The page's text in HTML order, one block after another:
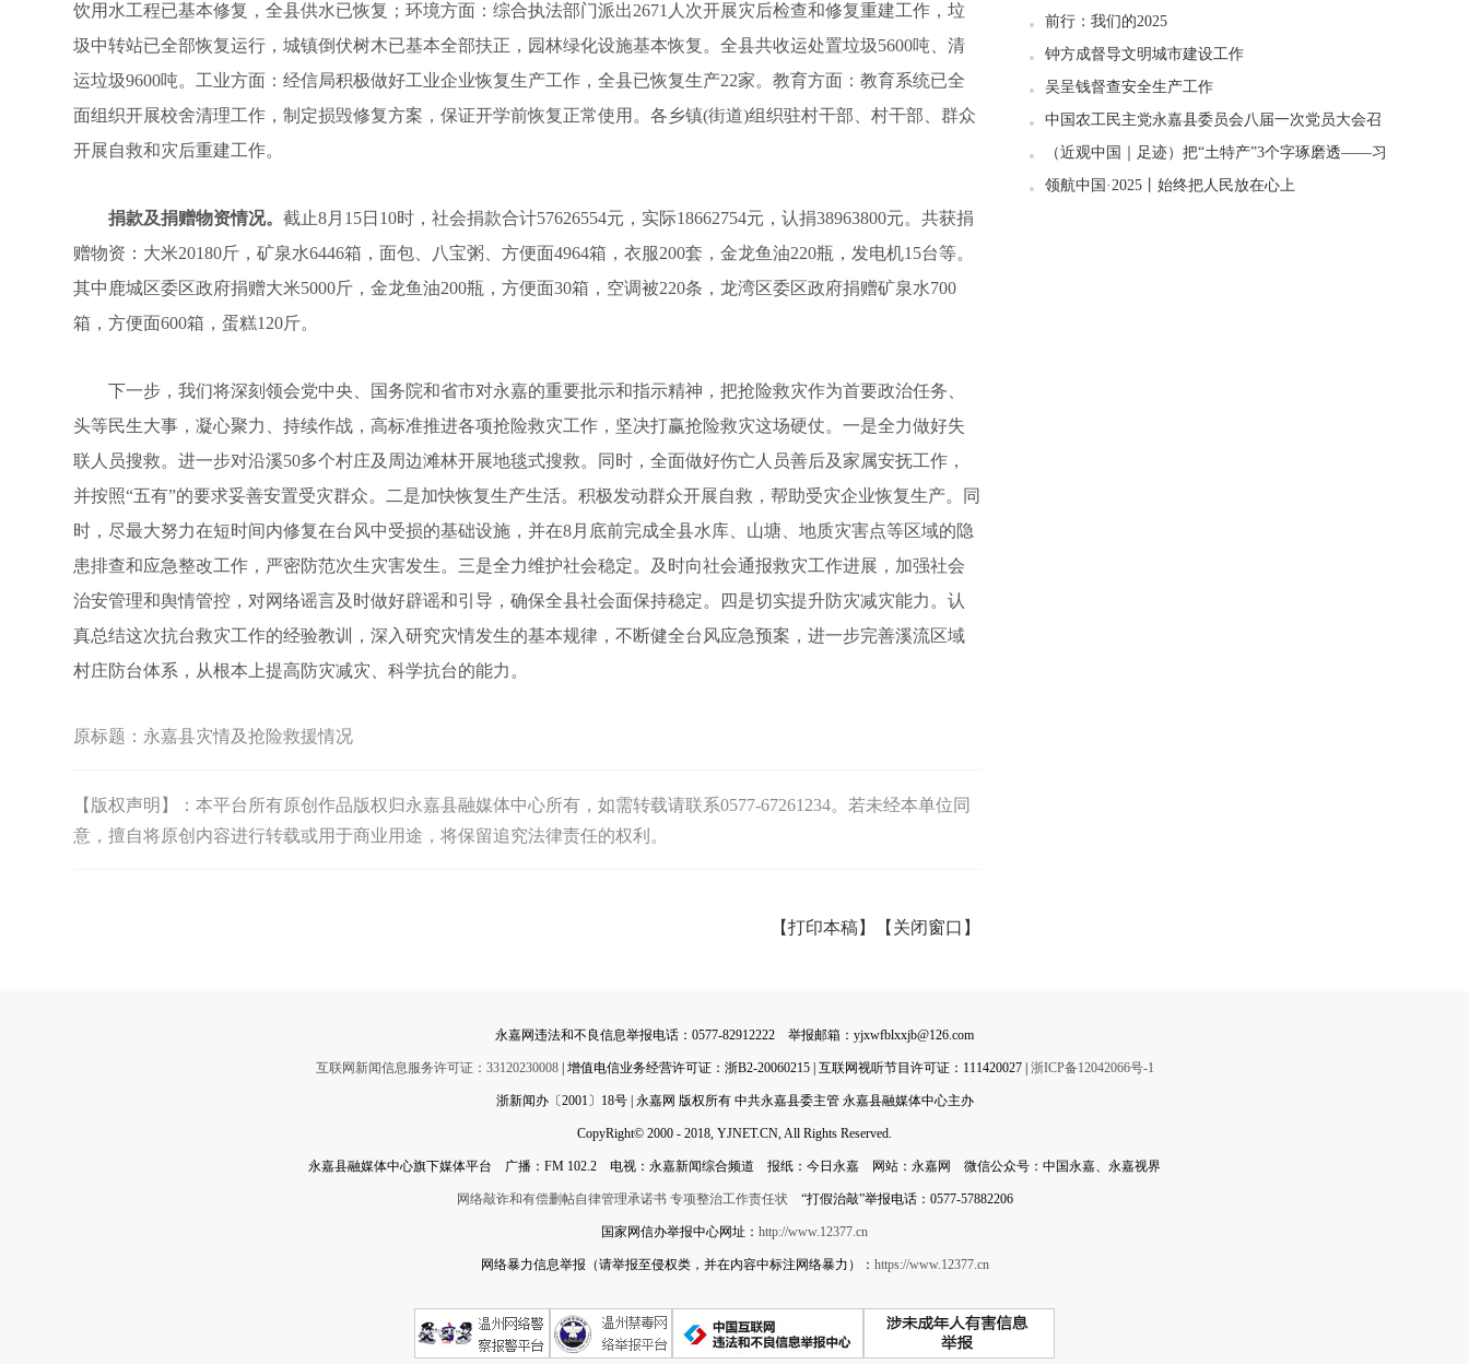
饮用水工程已基本修复，全县供水已恢复；环境方面：综合执法部门派出2671人次开展灾后检查和修复重建工作，垃
圾中转站已全部恢复运行，城镇倒伏树木已基本全部扶正，园林绿化设施基本恢复。全县共收运处置垃圾5600吨、清
运垃圾9600吨。工业方面：经信局积极做好工业企业恢复生产工作，全县已恢复生产22家。教育方面：教育系统已全
面组织开展校舍清理工作，制定损毁修复方案，保证开学前恢复正常使用。各乡镇(街道)组织驻村干部、村干部、群众
开展自救和灾后重建工作。
捐款及捐赠物资情况。 截止8月15日10时，社会捐款合计57626554元，实际18662754元，认捐38963800元。共获捐
赠物资：大米20180斤，矿泉水6446箱，面包、八宝粥、方便面4964箱，衣服200套，金龙鱼油220瓶，发电机15台等。
其中鹿城区委区政府捐赠大米5000斤，金龙鱼油200瓶，方便面30箱，空调被220条，龙湾区委区政府捐赠矿泉水700
箱，方便面600箱，蛋糕120斤。
下一步，我们将深刻领会党中央、国务院和省市对永嘉的重要批示和指示精神，把抢险救灾作为首要政治任务、
头等民生大事，凝心聚力、持续作战，高标准推进各项抢险救灾工作，坚决打赢抢险救灾这场硬仗。一是全力做好失
联人员搜救。进一步对沿溪50多个村庄及周边滩林开展地毯式搜救。同时，全面做好伤亡人员善后及家属安抚工作，
并按照“五有”的要求妥善安置受灾群众。二是加快恢复生产生活。积极发动群众开展自救，帮助受灾企业恢复生产。同
时，尽最大努力在短时间内修复在台风中受损的基础设施，并在8月底前完成全县水库、山塘、地质灾害点等区域的隐
患排查和应急整改工作，严密防范次生灾害发生。三是全力维护社会稳定。及时向社会通报救灾工作进展，加强社会
治安管理和舆情管控，对网络谣言及时做好辟谣和引导，确保全县社会面保持稳定。四是切实提升防灾减灾能力。认
真总结这次抗台救灾工作的经验教训，深入研究灾情发生的基本规律，不断健全台风应急预案，进一步完善溪流区域
村庄防台体系，从根本上提高防灾减灾、科学抗台的能力。
原标题： 永嘉县灾情及抢险救援情况
【版权声明】：本平台所有原创作品版权归永嘉县融媒体中心所有，如需转载请联系0577-67261234。若未经本单位同
意，擅自将原创内容进行转载或用于商业用途，将保留追究法律责任的权利。
【打印本稿】 【关闭窗口】
政策里的发展密码
前行：我们的2025
钟方成督导文明城市建设工作
吴呈钱督查安全生产工作
中国农工民主党永嘉县委员会八届一次党员大会召
开
（近观中国｜足迹）把“土特产”3个字琢磨透——习
近平走进柚子园
领航中国·2025丨始终把人民放在心上
永嘉网违法和不良信息举报电话：0577-82912222 举报邮箱：yjxwfblxxjb@126.com
互联网新闻信息服务许可证：33120230008| 增值电信业务经营许可证：浙B2-20060215 | 互联网视听节目许可证：111420027 | 浙ICP备12042066号-1
浙新闻办〔2001〕18号 | 永嘉网 版权所有 中共永嘉县委主管 永嘉县融媒体中心主办
CopyRight© 2000 - 2018, YJNET.CN, All Rights Reserved.
永嘉县融媒体中心旗下媒体平台 广播：FM 102.2 电视：永嘉新闻综合频道 报纸：今日永嘉 网站：永嘉网 微信公众号：中国永嘉、永嘉视界
网络敲诈和有偿删帖自律管理承诺书 专项整治工作责任状“打假治敲”举报电话：0577-57882206
国家网信办举报中心网址： http://www.12377.cn
网络暴力信息举报（请举报至侵权类，并在内容中标注网络暴力）： https://www.12377.cn